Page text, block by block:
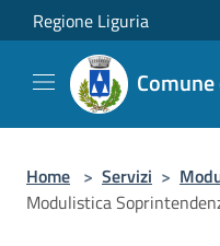
Salta al contenuto principale
Regione Liguria
Home > Servizi >
Modulistica